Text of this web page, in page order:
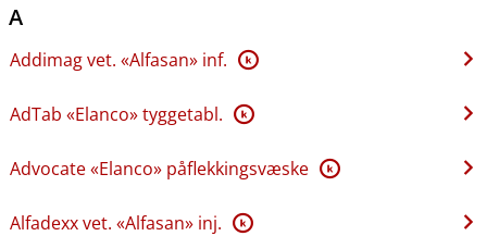
A
Addimag vet. «Alfasan» inf. K
AdTab «Elanco» tyggetabl. K
Advocate «Elanco» påflekkingsvæske K
Alfadexx vet. «Alfasan» inj. K